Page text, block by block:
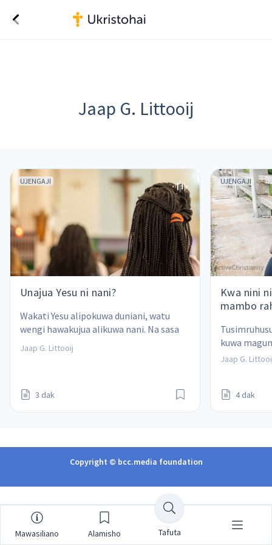
Jaap G. Littooij
UJENGAJI
Unajua Yesu ni nani?
Wakati Yesu alipokuwa duniani, watu
wengi hawakujua alikuwa nani. Na sasa
bado ni sawa.
Jaap G. Littooij
3 dak
UJENGAJI
Kwa nini
mambo
kuwa
Jaap G.
4 dak
Copyright © bcc.media foundation
Mawasiliano Alamisho Tafuta